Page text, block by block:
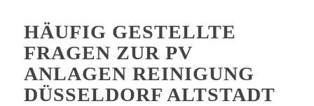
HÄUFIG GESTELLTE
FRAGEN ZUR PV
ANLAGEN REINIGUNG
DÜSSELDORF ALTSTADT